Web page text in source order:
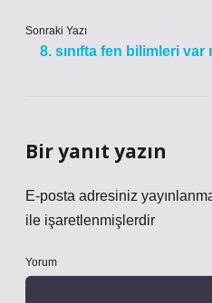
Sonraki Yazı
8. sınıfta fen bilimleri var
Bir yanıt yazın
E-posta adresiniz
ile işaretlenmişlerdir
Yorum